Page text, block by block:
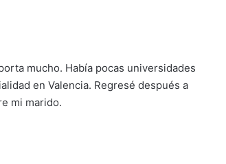
mucho. Había pocas universidades
en Valencia. Regresé después a
mi marido.